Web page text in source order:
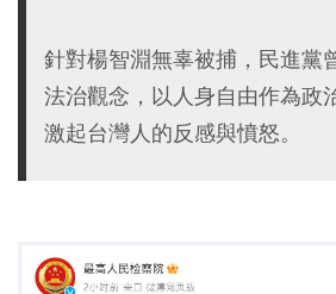
針對楊智淵無辜被捕，民進黨
法治觀念，以人身自由作為政
激起台灣人的反感與憤怒。